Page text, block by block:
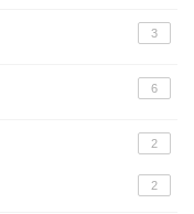
3
6
2
2